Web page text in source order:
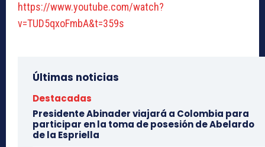
https://www.youtube.com/watch?
v=TUD5qxoFmbA&t=359s
Últimas noticias
Destacadas
Presidente Abinader viajará a Colombia para
participar en la toma de posesión de Abelardo
de la Espriella